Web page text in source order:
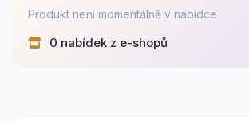
Produkt není momentálně v nabídce
0 nabídek z e-shopů